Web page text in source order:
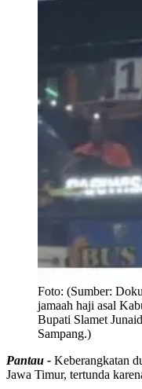
Foto: (Sumber:
jamaah haji asal
Bupati Slamet
Sampang.)
Pantau - Keberangkatan
Jawa Timur, tertunda